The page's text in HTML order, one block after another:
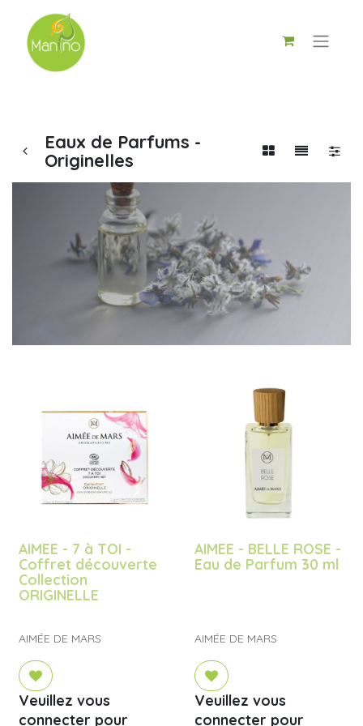
Eaux de Parfums -
Originelles
AIMEE - 7 à TOI -
Coffret découverte
Collection
ORIGINELLE
AIMÉE DE MARS
Veuillez vous
connecter pour
AIMEE - BELLE ROSE -
Eau de Parfum 30 ml
AIMÉE DE MARS
Veuillez vous
connecter pour